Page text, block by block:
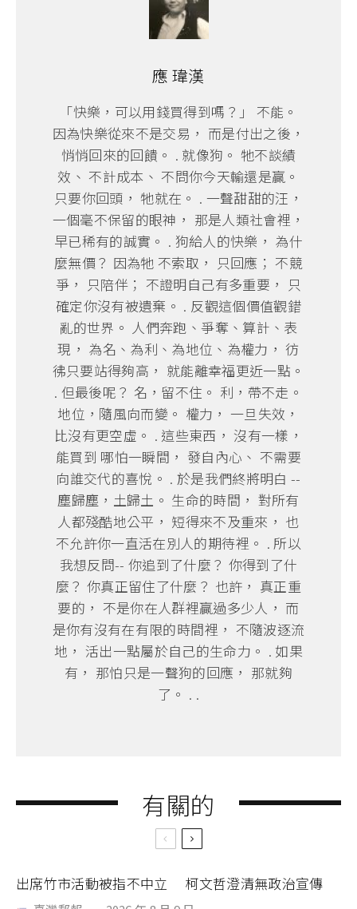
應 瑋漢
「快樂，可以用錢買得到嗎？」 不能。
因為快樂從來不是交易， 而是付出之後，
悄悄回來的回饋。 . 就像狗。 牠不談績
效、 不計成本、 不問你今天輸還是贏。
只要你回頭， 牠就在。 . 一聲甜甜的汪，
一個毫不保留的眼神， 那是人類社會裡，
早已稀有的誠實。 . 狗給人的快樂， 為什
麼無價？ 因為牠 不索取， 只回應； 不競
爭， 只陪伴； 不證明自己有多重要， 只
確定你沒有被遺棄。 . 反觀這個價值觀錯
亂的世界。 人們奔跑、爭奪、算計、表
現， 為名、為利、為地位、為權力， 彷
彿只要站得夠高， 就能離幸福更近一點。
. 但最後呢？ 名，留不住。 利，帶不走。
地位，隨風向而變。 權力， 一旦失效，
比沒有更空虛。 . 這些東西， 沒有一樣，
能買到 哪怕一瞬間， 發自內心、 不需要
向誰交代的喜悅。 . 於是我們終將明白 --
塵歸塵，土歸土。 生命的時間， 對所有
人都殘酷地公平， 短得來不及重來， 也
不允許你一直活在別人的期待裡。 . 所以
我想反問-- 你追到了什麼？ 你得到了什
麼？ 你真正留住了什麼？ 也許， 真正重
要的， 不是你在人群裡贏過多少人， 而
是你有沒有在有限的時間裡， 不隨波逐流
地， 活出一點屬於自己的生命力。 . 如果
有， 那怕只是一聲狗的回應， 那就夠
了。 . .
有關的
出席竹市活動被指不中立 柯文哲澄清無政治宣傳